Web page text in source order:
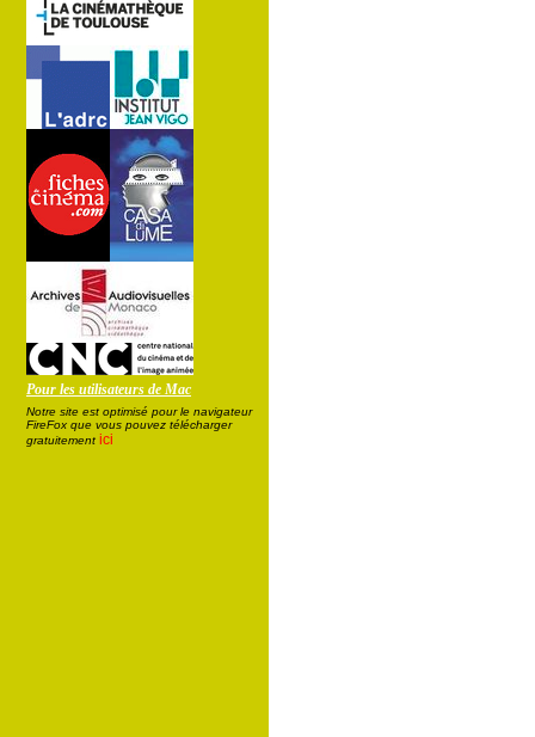
Pour les utilisateurs de Mac
Notre site est optimisé pour le navigateur
FireFox que vous pouvez télécharger
gratuitement ici